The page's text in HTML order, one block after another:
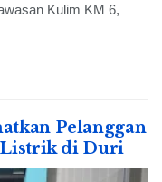
Kulim KM 6,
Pelanggan
Listrik di Duri